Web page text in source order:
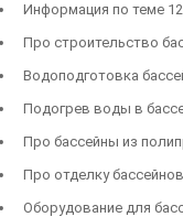
Информация по теме 12
Про строительство
Водоподготовка
Подогрев воды в
Про бассейны из
Про отделку
Оборудование для